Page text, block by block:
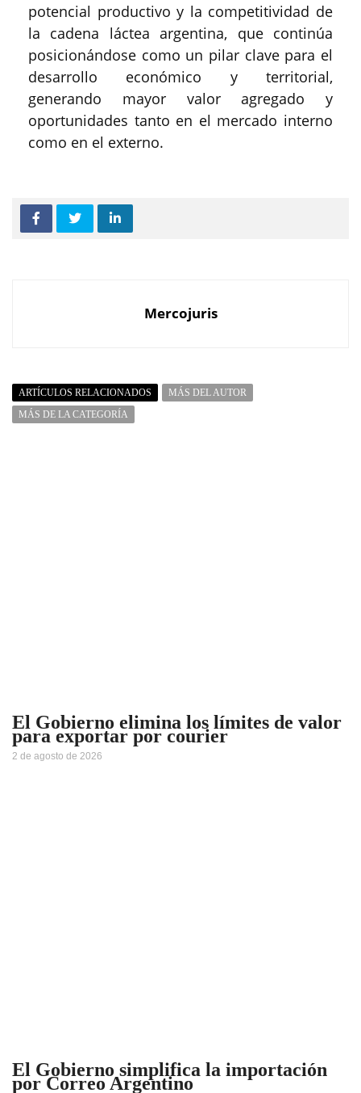
potencial productivo y la competitividad de
la cadena láctea argentina, que continúa
posicionándose como un pilar clave para el
desarrollo económico y territorial,
generando mayor valor agregado y
oportunidades tanto en el mercado interno
como en el externo.
Mercojuris
ARTÍCULOS RELACIONADOS
MÁS DEL AUTOR
MÁS DE LA CATEGORÍA
El Gobierno elimina los límites de valor
para exportar por courier
2 de agosto de 2026
El Gobierno simplifica la importación
por Correo Argentino